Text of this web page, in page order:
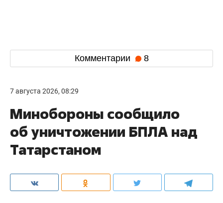
Комментарии 8
7 августа 2026, 08:29
Минобороны сообщило
об уничтожении БПЛА над
Татарстаном